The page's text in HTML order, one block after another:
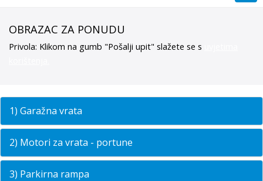
OBRAZAC ZA PONUDU
Privola: Klikom na gumb "Pošalji upit" slažete se s
1) Garažna vrata
2) Motori za vrata - portune
3) Parkirna rampa